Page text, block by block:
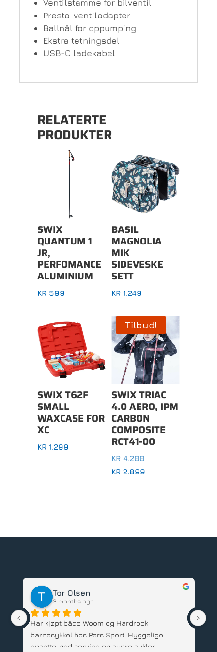
Ventilstamme for bilventil
Presta-ventiladapter
Ballnål for oppumping
Ekstra tetningsdel
USB-C ladekabel
RELATERTE
PRODUKTER
SWIX
QUANTUM 1
JR,
PERFOMANCE
ALUMINIUM
KR599
BASIL
MAGNOLIA
MIK
SIDEVESKE
SETT
KR1.249
SWIX T62F
SMALL
WAXCASE FOR
XC
KR1.299
Tilbud!
SWIX TRIAC
4.0 AERO, IPM
CARBON
COMPOSITE
RCT41-00
KR4.200OPPRINNELIG
PRIS
KR2.899NÅVÆRENDE
Tor Olsen
3 months ago
Har kjøpt både Woom og Hardrock
barnesykkel hos Pers Sport. Hyggelige
ansatte, god service og supre sykler.